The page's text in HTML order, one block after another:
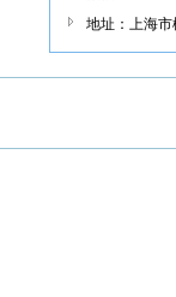
地址：上海
蟠路一号